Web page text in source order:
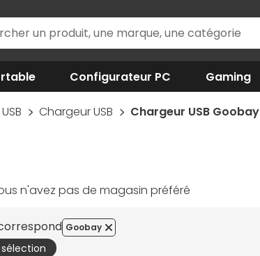
Configurateur PC Gaming
USB Chargeur USB Chargeur USB Goobay
n'avez pas de magasin préféré
Goobay